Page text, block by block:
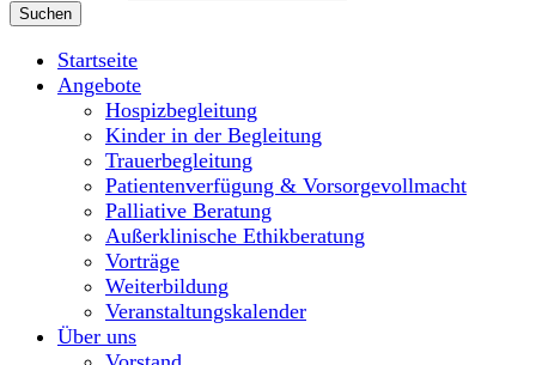
Suchen
Startseite
Angebote
Hospizbegleitung
Kinder in der Begleitung
Trauerbegleitung
Patientenverfügung & Vorsorgevollmacht
Palliative Beratung
Außerklinische Ethikberatung
Vorträge
Weiterbildung
Veranstaltungskalender
Über uns